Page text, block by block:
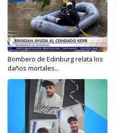
Bombero de Edinburg relata los
daños mortales...